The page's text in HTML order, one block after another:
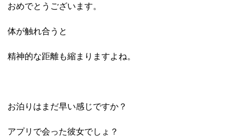
おめでとうございます。
体が触れ合うと
精神的な距離も縮まりますよね。
お泊りはまだ早い感じですか？
アプリで会った彼女でしょ？